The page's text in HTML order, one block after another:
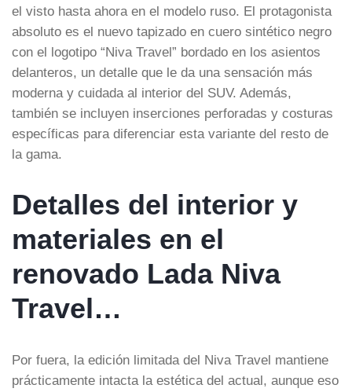
el visto hasta ahora en el modelo ruso. El protagonista
absoluto es el nuevo tapizado en cuero sintético negro
con el logotipo “Niva Travel” bordado en los asientos
delanteros, un detalle que le da una sensación más
moderna y cuidada al interior del SUV. Además,
también se incluyen inserciones perforadas y costuras
específicas para diferenciar esta variante del resto de
la gama.
Detalles del interior y
materiales en el
renovado Lada Niva
Travel…
Por fuera, la edición limitada del Niva Travel mantiene
prácticamente intacta la estética del actual, aunque eso